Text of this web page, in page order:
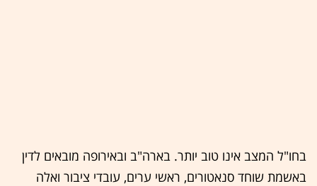
בחו"ל המצב אינו טוב יותר. בארה"ב ובאירופה מובאים לדין
באשמת שוחד סנאטורים, ראשי ערים, עובדי ציבור ואלה